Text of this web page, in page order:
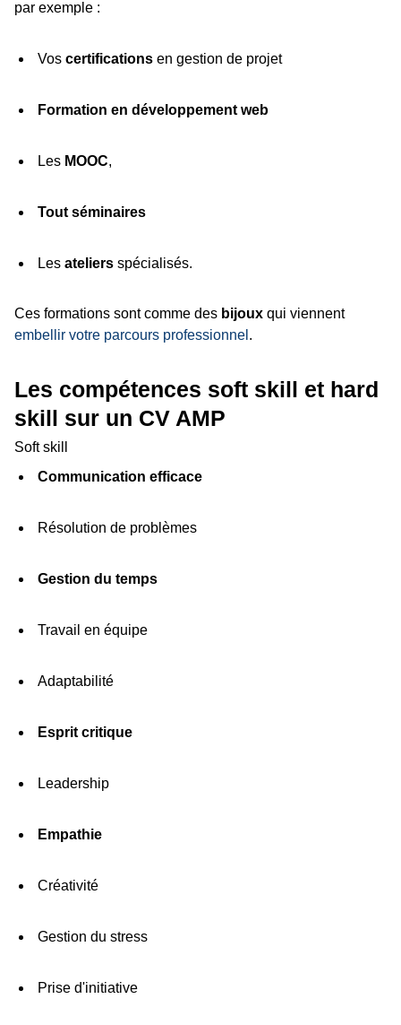
par exemple :
Vos certifications en gestion de projet
Formation en développement web
Les MOOC,
Tout séminaires
Les ateliersspécialisés.
Ces formations sont comme des bijoux qui viennent
embellir votre parcours professionnel .
Les compétences soft skill et hard
skill sur un CV AMP
Soft skill
Communication efficace
Résolution de problèmes
Gestion du temps
Travail en équipe
Adaptabilité
Esprit critique
Leadership
Empathie
Créativité
Gestion du stress
Prise d'initiative